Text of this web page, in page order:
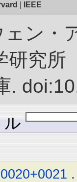
IEEE
ン・
研究
.
ル
0020+0021 .